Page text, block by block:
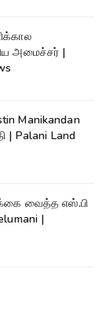
அமைச்சர் |
Manikandan
| Palani Land
வைத்த எஸ்.பி